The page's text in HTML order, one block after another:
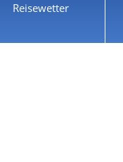
Reisewetter